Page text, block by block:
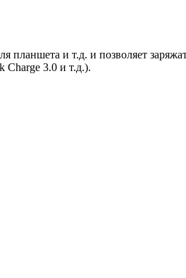
планшета и т.д. и позволяет
Charge 3.0 и т.д.).